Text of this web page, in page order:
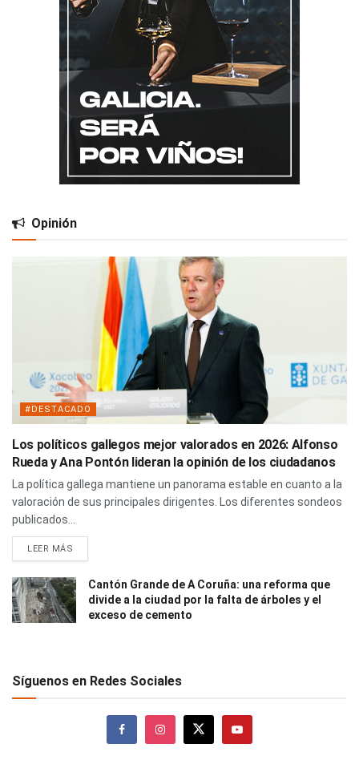
Opinión
#DESTACADO
Los políticos gallegos mejor valorados en 2026: Alfonso
Rueda y Ana Pontón lideran la opinión de los ciudadanos
La política gallega mantiene un panorama estable en cuanto a la
valoración de sus principales dirigentes. Los diferentes sondeos
publicados...
LEER MÁS
Cantón Grande de A Coruña: una reforma que
divide a la ciudad por la falta de árboles y el
exceso de cemento
Síguenos en Redes Sociales